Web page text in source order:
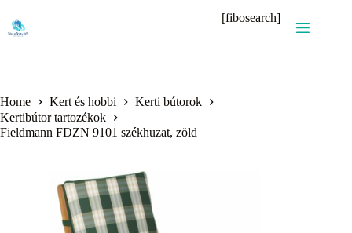
content
[fibosearch]
Home Kert és hobbi
Kerti bútorok
Kertibútor tartozékok
Fieldmann FDZN 9101 székhuzat, zöld